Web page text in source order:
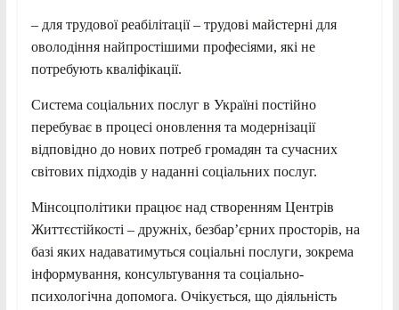
– для трудової реабілітації – трудові майстерні для
оволодіння найпростішими професіями, які не
потребують кваліфікації.
Система соціальних послуг в Україні постійно
перебуває в процесі оновлення та модернізації
відповідно до нових потреб громадян та сучасних
світових підходів у наданні соціальних послуг.
Мінсоцполітики працює над створенням Центрів
Життєстійкості – дружніх, безбар’єрних просторів, на
базі яких надаватимуться соціальні послуги, зокрема
інформування, консультування та соціально-
психологічна допомога. Очікується, що діяльність